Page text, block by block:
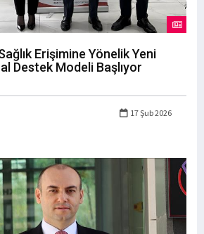
Erişimine Yönelik Yeni
Destek Modeli Başlıyor
17 Şub 2026